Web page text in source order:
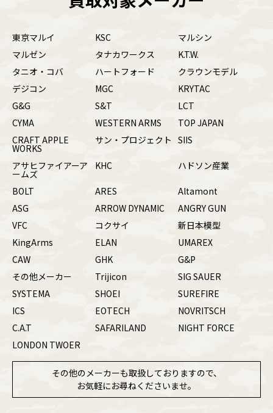
東京マルイ KSC
マルシン
マルゼン
タナカワークス
K.T.W.
タニオ・コバ
ハートフォード
クラウンモデル
デジコン
MGC
KRYTAC
G&G
S&T
LCT
CYMA
WESTERN ARMS
TOP JAPAN
CRAFT APPLE
WORKS
サン・プロジェクト SIIS
アサヒファイアーア
ームズ
KHC ハドソン産業
BOLT ARES
Altamont
ASG
ARROW DYNAMIC
ANGRY GUN
VFC
コクサイ
新日本模型
KingArms
ELAN
UMAREX
CAW
GHK
G&P
その他メーカー
Trijicon
SIG SAUER
SYSTEMA
SHOEI
SUREFIRE
ICS
EOTECH
NOVRITSCH
C.A.T
SAFARILAND
NIGHT FORCE
LONDON TWOER
その他のメーカーも取扱しておりますので、
お気軽にお尋ねくださいませ。